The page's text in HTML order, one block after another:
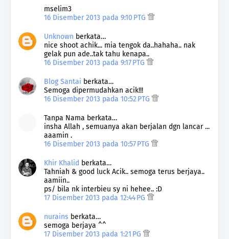
mselim3
16 Disember 2013 pada 9:10 PTG
Unknown berkata…
nice shoot achik... mia tengok da..hahaha.. nak
gelak pun ade..tak tahu kenapa..
16 Disember 2013 pada 9:17 PTG
Blog Santai berkata…
Semoga dipermudahkan acik!!!
16 Disember 2013 pada 10:52 PTG
Tanpa Nama berkata…
insha Allah , semuanya akan berjalan dgn lancar ...
aaamin .
16 Disember 2013 pada 10:57 PTG
Khir Khalid berkata…
Tahniah & good luck Acik.. semoga terus berjaya..
aamiin..
ps/ bila nk interbieu sy ni hehee.. :D
17 Disember 2013 pada 12:44 PG
nurains berkata…
semoga berjaya ^^
17 Disember 2013 pada 1:21 PG